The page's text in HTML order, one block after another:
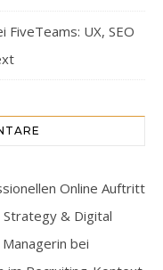
FiveTeams: UX, SEO
Online Auftritt
Strategy & Digital
bei